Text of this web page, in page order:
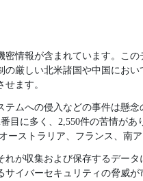
情報が含まれています。この
厳しい北米諸国や中国にお
ます。
ムへの侵入などの事件は懸
目に多く、2,550件の苦情があ
ストラリア、フランス、南ア
が収集および保存するデー
イバーセキュリティの脅威